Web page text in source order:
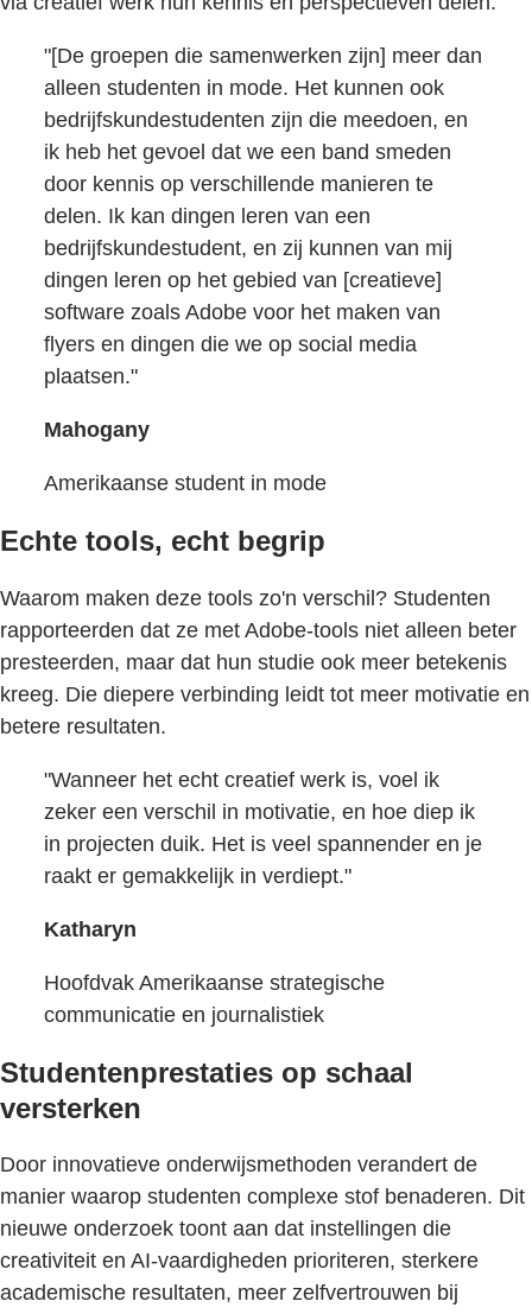
"[De groepen die samenwerken zijn] meer dan
alleen studenten in mode. Het kunnen ook
bedrijfskundestudenten zijn die meedoen, en
ik heb het gevoel dat we een band smeden
door kennis op verschillende manieren te
delen. Ik kan dingen leren van een
bedrijfskundestudent, en zij kunnen van mij
dingen leren op het gebied van [creatieve]
software zoals Adobe voor het maken van
flyers en dingen die we op social media
plaatsen."
Mahogany
Amerikaanse student in mode
Echte tools, echt begrip
Waarom maken deze tools zo'n verschil? Studenten
rapporteerden dat ze met Adobe-tools niet alleen beter
presteerden, maar dat hun studie ook meer betekenis
kreeg. Die diepere verbinding leidt tot meer motivatie en
betere resultaten.
"Wanneer het echt creatief werk is, voel ik
zeker een verschil in motivatie, en hoe diep ik
in projecten duik. Het is veel spannender en je
raakt er gemakkelijk in verdiept."
Katharyn
Hoofdvak Amerikaanse strategische
communicatie en journalistiek
Studentenprestaties op schaal
versterken
Door innovatieve onderwijsmethoden verandert de
manier waarop studenten complexe stof benaderen. Dit
nieuwe onderzoek toont aan dat instellingen die
creativiteit en AI-vaardigheden prioriteren, sterkere
academische resultaten, meer zelfvertrouwen bij